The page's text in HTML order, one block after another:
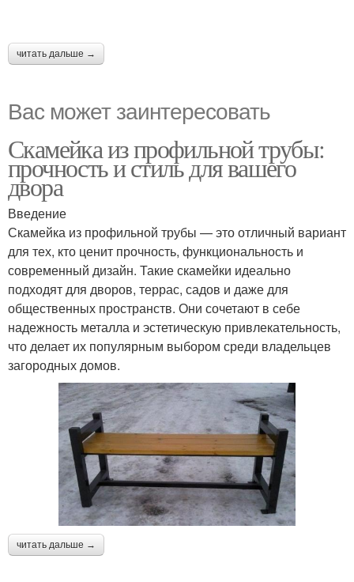
читать дальше →
Вас может заинтересовать
Скамейка из профильной трубы:
прочность и стиль для вашего
двора
Введение
Скамейка из профильной трубы — это отличный вариант
для тех, кто ценит прочность, функциональность и
современный дизайн. Такие скамейки идеально
подходят для дворов, террас, садов и даже для
общественных пространств. Они сочетают в себе
надежность металла и эстетическую привлекательность,
что делает их популярным выбором среди владельцев
загородных домов.
читать дальше →